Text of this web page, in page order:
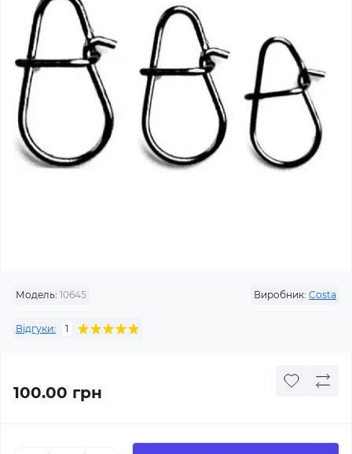
Модель: 10645 Виробник: Costa
Відгуки: 1
100.00 грн